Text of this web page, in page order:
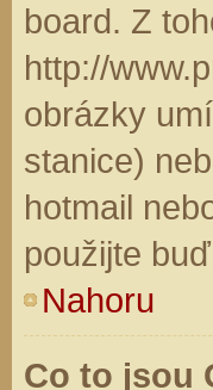
board. Z
http://
obrázky
stanice)
hotmail
použijte
Nahoru
Co to jsou